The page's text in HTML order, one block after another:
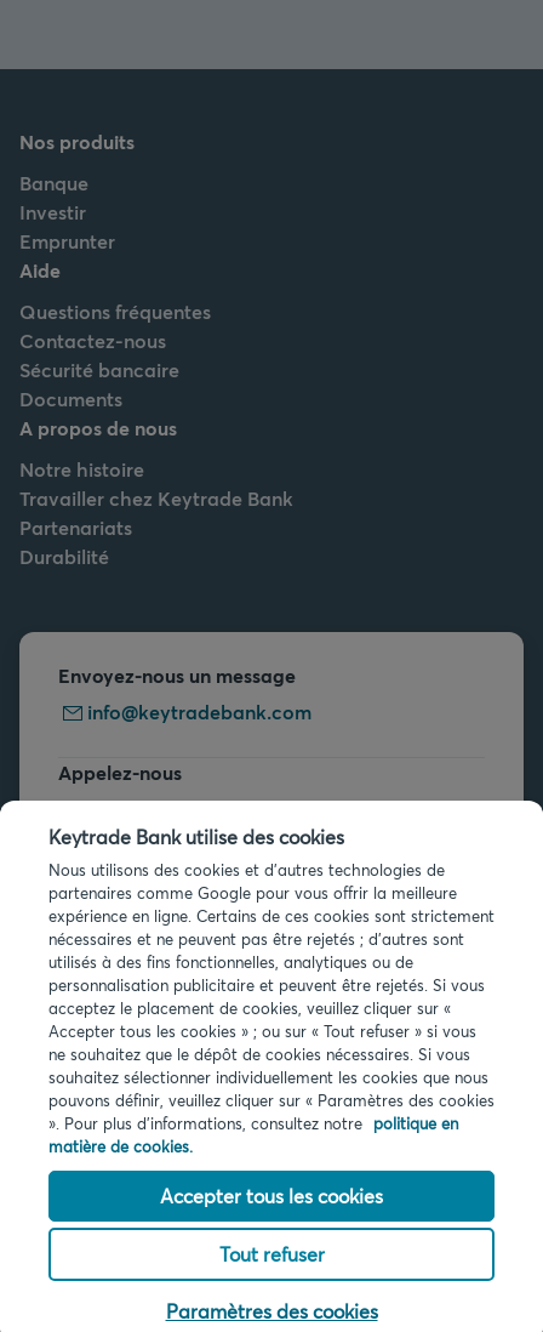
Nos produits
Banque
Investir
Emprunter
Aide
Questions fréquentes
Contactez-nous
Sécurité bancaire
Documents
A propos de nous
Notre histoire
Travailler chez Keytrade Bank
Partenariats
Durabilité
Envoyez-nous un message
info@keytradebank.com
Appelez-nous
+32 2 679 90 00
Vous avez des questions ?
Questions fréquentes
Infos légales
Privacy
Cookies
PSD2
Accessibilité
© 2026 Keytrade bank, succursale belge d'Arkéa Direct Bank SA (France),
filiale du Crédit Mutuel Arkéa
Keytrade Bank utilise des cookies
Nous utilisons des cookies et d'autres technologies de
partenaires comme Google pour vous offrir la meilleure
expérience en ligne. Certains de ces cookies sont strictement
nécessaires et ne peuvent pas être rejetés ; d'autres sont
utilisés à des fins fonctionnelles, analytiques ou de
personnalisation publicitaire et peuvent être rejetés. Si vous
acceptez le placement de cookies, veuillez cliquer sur «
Accepter tous les cookies » ; ou sur « Tout refuser » si vous
ne souhaitez que le dépôt de cookies nécessaires. Si vous
souhaitez sélectionner individuellement les cookies que nous
pouvons définir, veuillez cliquer sur « Paramètres des cookies
». Pour plus d'informations, consultez notre politique en
matière de cookies.
Accepter tous les cookies
Tout refuser
Paramètres des cookies